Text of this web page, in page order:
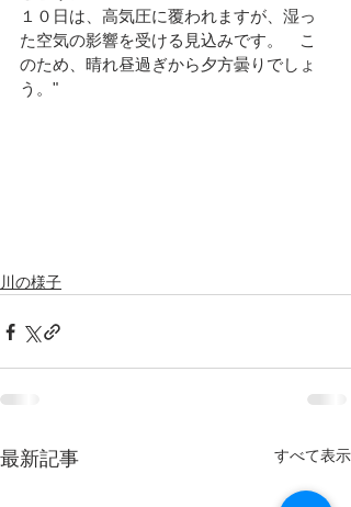
１０日は、高気圧に覆われますが、湿っ
た空気の影響を受ける見込みです。　こ
のため、晴れ昼過ぎから夕方曇りでしょ
う。"
川の様子
最新記事 すべて表示